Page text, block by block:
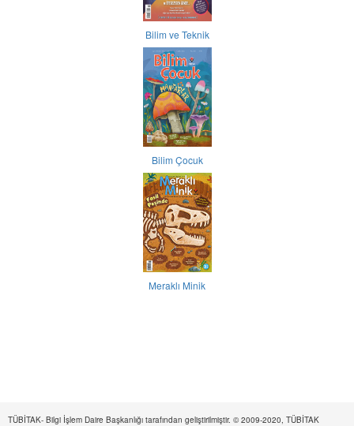
Bilim ve Teknik
Bilim Çocuk
Meraklı Minik
TÜBİTAK- Bilgi İşlem Daire Başkanlığı tarafından geliştirilmiştir. © 2009-2020, TÜBİTAK